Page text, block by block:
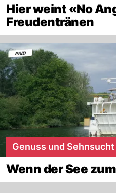
Hier weint «No
Freudentränen
Genuss und Sehnsucht
Wenn der See